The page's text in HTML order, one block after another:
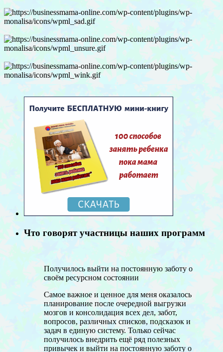
Что говорят участницы наших программ
Получилось выйти на постоянную заботу о
своём ресурсном состоянии
Самое важное и ценное для меня оказалось
планирование после очередной выгрузки
мозгов и консолидация всех дел, забот,
вопросов, различных списков, подсказок и
задач в единую систему. Только сейчас
получилось внедрить ещё ряд полезных
привычек и выйти на постоянную заботу о